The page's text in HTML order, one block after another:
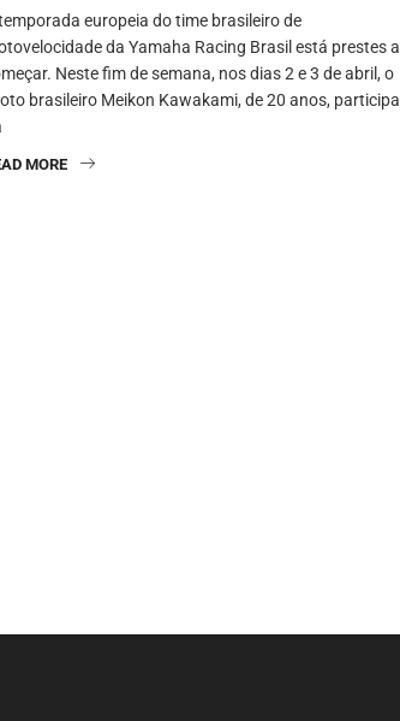
europeia do time brasileiro de
da Yamaha Racing Brasil está prestes a
Neste fim de semana, nos dias 2 e 3 de abril, o
brasileiro Meikon Kawakami, de 20 anos, participa
MORE